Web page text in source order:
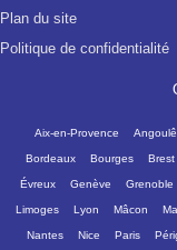
Plan du site
Politique de confidentialité
Aix-en-Provence
Bordeaux Bourges Brest
Évreux Genève Grenoble
Limoges Lyon Mâcon
Nantes Nice Paris